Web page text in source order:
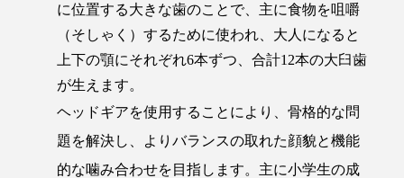
に位置する大きな歯のことで、主に食物を咀嚼
（そしゃく）するために使われ、大人になると
上下の顎にそれぞれ6本ずつ、合計12本の大臼歯
が生えます。
ヘッドギアを使用することにより、骨格的な問
題を解決し、よりバランスの取れた顔貌と機能
的な噛み合わせを目指します。主に小学生の成